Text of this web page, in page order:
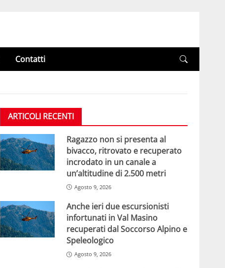
Contatti
ARTICOLI RECENTI
Ragazzo non si presenta al
bivacco, ritrovato e recuperato
incrodato in un canale a
un’altitudine di 2.500 metri
Agosto 9, 2026
Anche ieri due escursionisti
infortunati in Val Masino
recuperati dal Soccorso Alpino e
Speleologico
Agosto 9, 2026